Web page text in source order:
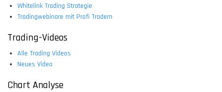
Whitelink Trading Strategie
Tradingwebinare mit Profi Tradern
Trading-Videos
Alle Trading Videos
Neues Video
Chart Analyse